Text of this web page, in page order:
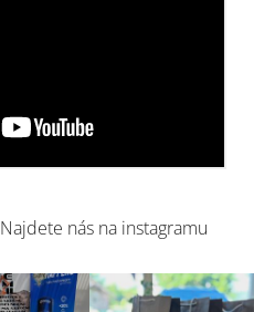
Najdete nás na instagramu